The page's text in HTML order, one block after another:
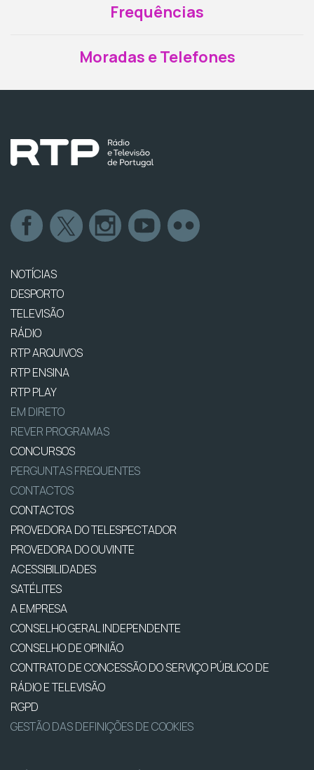
Frequências
Moradas e Telefones
NOTÍCIAS
DESPORTO
TELEVISÃO
RÁDIO
RTP ARQUIVOS
RTP ENSINA
RTP PLAY
EM DIRETO
REVER PROGRAMAS
CONCURSOS
PERGUNTAS FREQUENTES
CONTACTOS
CONTACTOS
PROVEDORA DO TELESPECTADOR
PROVEDORA DO OUVINTE
ACESSIBILIDADES
SATÉLITES
A EMPRESA
CONSELHO GERAL INDEPENDENTE
CONSELHO DE OPINIÃO
CONTRATO DE CONCESSÃO DO SERVIÇO PÚBLICO DE
RÁDIO E TELEVISÃO
RGPD
GESTÃO DAS DEFINIÇÕES DE COOKIES